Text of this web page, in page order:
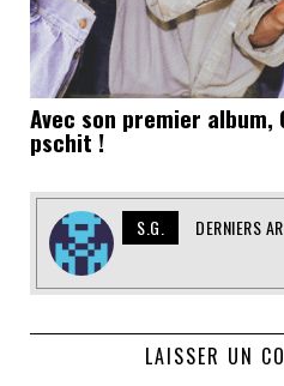
Avec son premier
pschit !
S.G. DERNIERS
LAISSER UN